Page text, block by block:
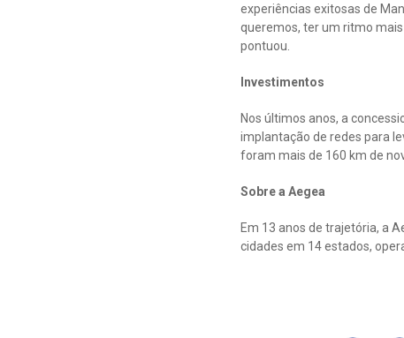
experiências exitosas de
queremos, ter um ritmo mais
pontuou.
Investimentos
Nos últimos anos, a
implantação de redes para
foram mais de 160 km de
Sobre a Aegea
Em 13 anos de trajetória, a
cidades em 14 estados,